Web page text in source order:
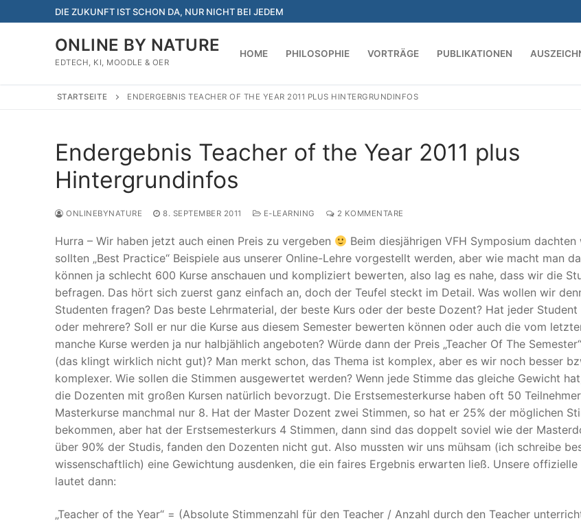
Inhalt
DIE ZUKUNFT IST SCHON DA, NUR NICHT BEI JEDEM
ONLINE BY NATURE
EDTECH, KI, MOODLE & OER
HOME PHILOSOPHIE VORTRÄGE PUBLIKATIONEN
STARTSEITE ENDERGEBNIS TEACHER OF THE YEAR 2011 PLUS HINTERGRUNDINFOS
Endergebnis Teacher of the Year 2011 plus
Hintergrundinfos
ONLINEBYNATURE 8. SEPTEMBER 2011 E-LEARNING 2 KOMMENTARE
Hurra – Wir haben jetzt auch einen Preis zu vergeben
Beim diesjährigen VFH Symposium dachten
sollten „Best Practice“ Beispiele aus unserer Online-Lehre vorgestellt werden, aber wie macht man
können ja schlecht 600 Kurse anschauen und kompliziert bewerten, also lag es nahe, dass wir die
befragen. Das hört sich zuerst ganz einfach an, doch der Teufel steckt im Detail. Was wollen wir
Studenten fragen? Das beste Lehrmaterial, der beste Kurs oder der beste Dozent? Hat jeder Student
oder mehrere? Soll er nur die Kurse aus diesem Semester bewerten können oder auch die vom
manche Kurse werden ja nur halbjählich angeboten? Würde dann der Preis „Teacher Of The
(das klingt wirklich nicht gut)? Man merkt schon, das Thema ist komplex, aber es wir noch besser
komplexer. Wie sollen die Stimmen ausgewertet werden? Wenn jede Stimme das gleiche Gewicht
die Dozenten mit großen Kursen natürlich bevorzugt. Die Erstsemesterkurse haben oft 50
Masterkurse manchmal nur 8. Hat der Master Dozent zwei Stimmen, so hat er 25% der möglichen
bekommen, aber hat der Erstsemesterkurs 4 Stimmen, dann sind das doppelt soviel wie der
über 90% der Studis, fanden den Dozenten nicht gut. Also mussten wir uns mühsam (ich schreibe
wissenschaftlich) eine Gewichtung ausdenken, die ein faires Ergebnis erwarten ließ. Unsere offizielle
lautet dann:
„Teacher of the Year“ = (Absolute Stimmenzahl für den Teacher / Anzahl durch den Teacher